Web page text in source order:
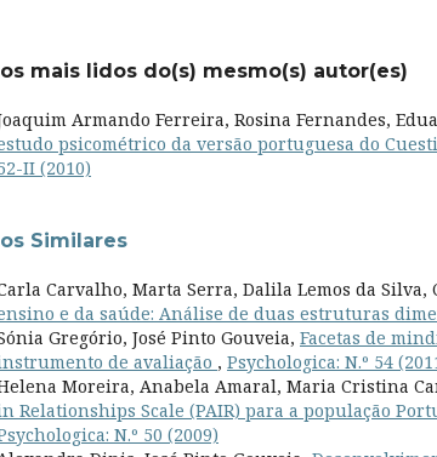
mais lidos do(s) mesmo(s) autor(es)
Armando Ferreira, Rosina Fernandes,
psicométrico da versão portuguesa do
II (2010)
Similares
Carvalho, Marta Serra, Dalila Lemos da
e da saúde: Análise de duas estruturas
Gregório, José Pinto Gouveia, Facetas de
de avaliação , Psychologica: N.º 54
Moreira, Anabela Amaral, Maria Cristina
Relationships Scale (PAIR) para a população
N.º 50 (2009)